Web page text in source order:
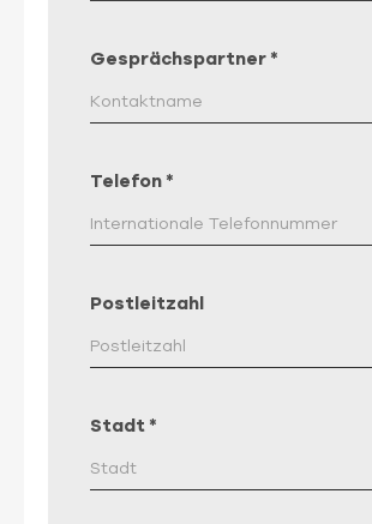
Gesprächspartner *
Telefon *
Postleitzahl
Stadt *